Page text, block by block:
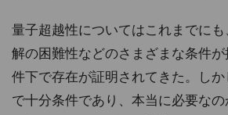
量子超越性についてはこれまでに
解の困難性などのさまざまな条件
件下で存在が証明されてきた。しか
で十分条件であり、本当に必要な